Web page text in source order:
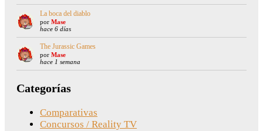
La boca del diablo
por Mase
hace 6 días
The Jurassic Games
por Mase
hace 1 semana
Categorías
Comparativas
Concursos / Reality TV